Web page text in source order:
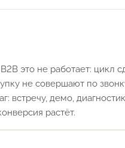
это не работает: цикл
не совершают по
встречу, демо,
растёт.